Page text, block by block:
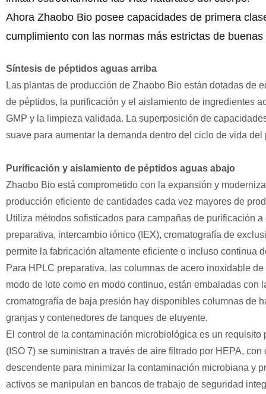
Ahora Zhaobo Bio posee capacidades de primera
cumplimiento con las normas más estrictas de
Síntesis de péptidos aguas arriba
Las plantas de producción de Zhaobo Bio están dotadas de
de péptidos, la purificación y el aislamiento de ingredientes
GMP y la limpieza validada. La superposición de
suave para aumentar la demanda dentro del ciclo de vida
Purificación y aislamiento de péptidos aguas abajo
Zhaobo Bio está comprometido con la expansión y
producción eficiente de cantidades cada vez mayores de
Utiliza métodos sofisticados para campañas de purificación
preparativa, intercambio iónico (IEX), cromatografía de
permite la fabricación altamente eficiente o incluso continua
Para HPLC preparativa, las columnas de acero inoxidable
modo de lote como en modo continuo, están embaladas
cromatografía de baja presión hay disponibles columnas de
granjas y contenedores de tanques de eluyente.
El control de la contaminación microbiológica es un
(ISO 7) se suministran a través de aire filtrado por HEPA,
descendente para minimizar la contaminación microbiana y
activos se manipulan en bancos de trabajo de seguridad